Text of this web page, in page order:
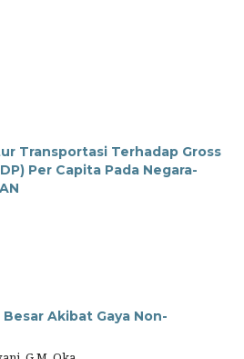
Transportasi Terhadap Gross
Per Capita Pada Negara-
Akibat Gaya Non-